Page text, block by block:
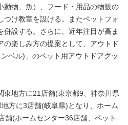
動物、魚）、フード・用品の物販の
け教室を設ける。またペットフォ
併設する。さらに、近年注目が高ま
の楽しみ方の提案として、アウトド
ベル)」のペット用アウトドアグッ
東地方に21店舗(東京都9、神奈川県
方に3店舗(岐阜県)となり、ホーム
舗(ホームセンター36店舗、ペット